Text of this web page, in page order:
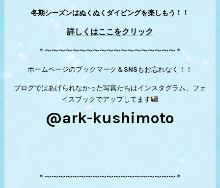
冬期シーズンはぬくぬくダイビングを楽しもう！！
詳しくはここをクリック
＊〜〜〜〜〜〜〜〜〜〜〜〜〜〜〜〜〜〜〜＊
ホームページのブックマーク＆SNSもお忘れなく！！
ブログではあげられなかった写真たちはインスタグラム、フェ
イスブックでアップしてます
@ark-kushimoto
＊〜〜〜〜〜〜〜〜〜〜〜〜〜〜〜〜〜〜〜＊